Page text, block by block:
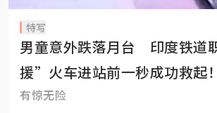
特写
男童意外跌落月台 印度铁道
援”火车进站前一秒成功救起！
有惊无险